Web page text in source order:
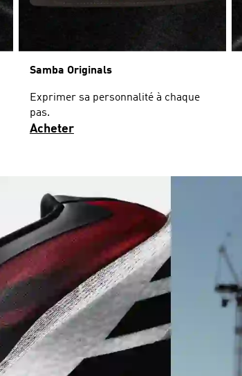
Samba Originals
Exprimer sa personnalité à chaque
pas.
Acheter